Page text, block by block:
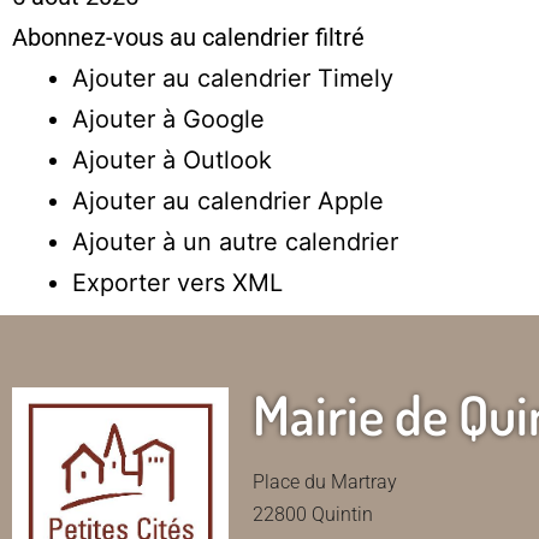
Abonnez-vous au calendrier filtré
Ajouter au calendrier Timely
Ajouter à Google
Ajouter à Outlook
Ajouter au calendrier Apple
Ajouter à un autre calendrier
Exporter vers XML
Mairie de
Place du Martray
22800 Quintin